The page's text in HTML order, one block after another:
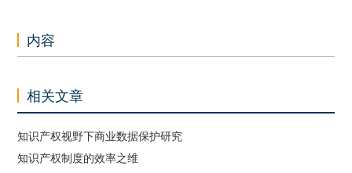
内容
相关文章
知识产权视野下商业数据保护研究
知识产权制度的效率之维